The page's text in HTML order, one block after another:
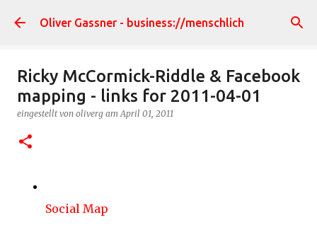
Direkt zum Hauptbereich
Oliver Gassner - business://menschlich
Ricky McCormick-Riddle & Facebook
mapping - links for 2011-04-01
eingestellt von oliverg amApril 01, 2011
Social Map